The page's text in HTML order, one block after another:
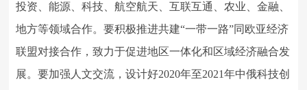
投资、能源、科技、航空航天、互联互通、农业、金融、
地方等领域合作。要积极推进共建“一带一路”同欧亚经济
联盟对接合作，致力于促进地区一体化和区域经济融合发
展。要加强人文交流，设计好2020年至2021年中俄科技创